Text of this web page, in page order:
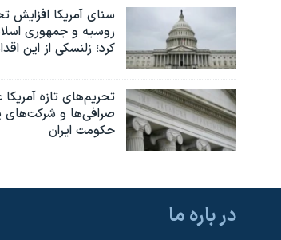
سنای آمریکا افزایش
روسیه و جمهوری
کرد؛ زلنسکی از این
تحریم‌های تازه
صرافی‌ها و
حکومت ایران
در باره ما